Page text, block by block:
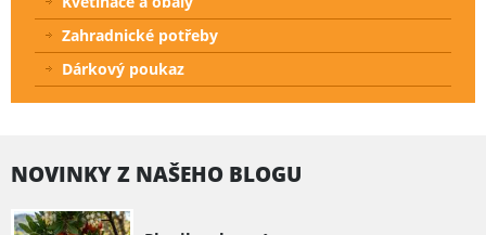
Zahradnické potřeby
Dárkový poukaz
NOVINKY Z NAŠEHO BLOGU